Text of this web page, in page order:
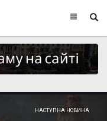
НАСТУПНА НОВИНА